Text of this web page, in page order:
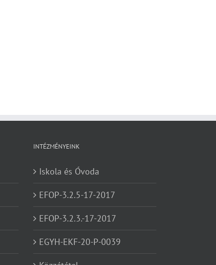
INTÉZMÉNYEINK
Iskola és Óvoda
EFOP-3.2.5-17-2017
EFOP-3.2.3.-17-2017
EGYH-EKF-20-P-0039